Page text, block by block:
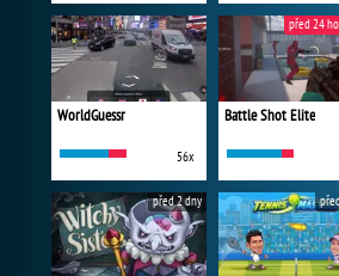
WorldGuessr
56x
Battle Shot Elite
před 24
před 2 dny